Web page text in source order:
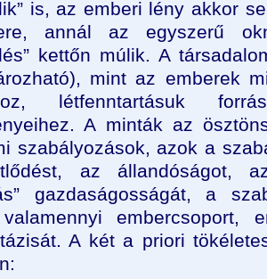
is, az emberi lény akkor
annál az egyszerű
kettőn múlik. A
mint az emberek
létfenntartásuk
A minták az
szabályozások, azok a
az állandóságot,
gazdaságosságát, a
embercsoport,
A két a priori